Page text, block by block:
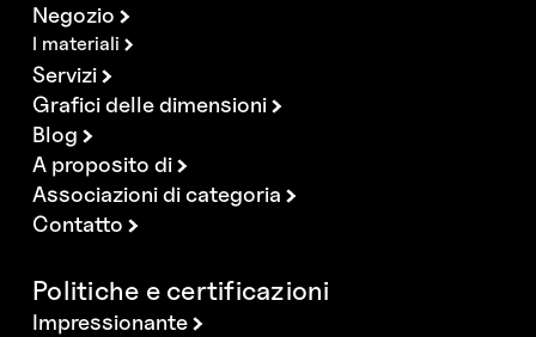
Negozio
I materiali
Servizi
Grafici delle dimensioni
Blog
A proposito di
Associazioni di categoria
Contatto
Politiche e certificazioni
Impressionante